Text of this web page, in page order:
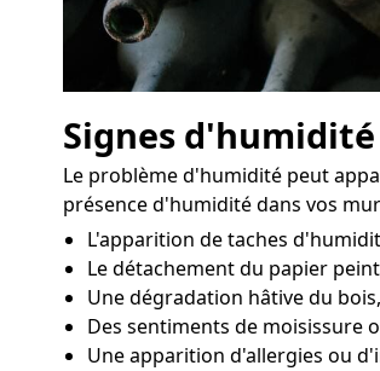
Signes
Le problème d'humidité peut
présence d'humidité dans vos
L'apparition de taches
Le détachement du papier
Une dégradation hâtive du
Des sentiments de moisissure
Une apparition d'allergies ou